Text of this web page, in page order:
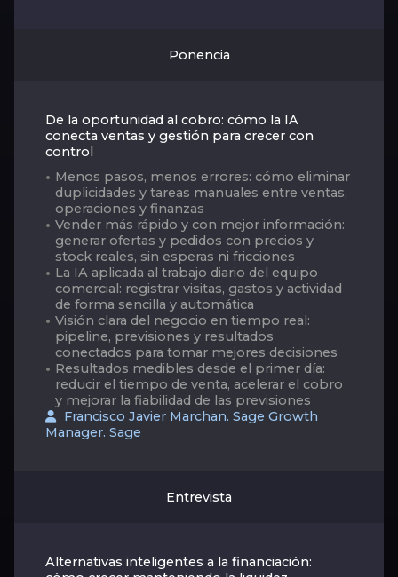
Ponencia
De la oportunidad al cobro: cómo la IA
conecta ventas y gestión para crecer con
control
Menos pasos, menos errores: cómo eliminar
duplicidades y tareas manuales entre ventas,
operaciones y finanzas
Vender más rápido y con mejor información:
generar ofertas y pedidos con precios y
stock reales, sin esperas ni fricciones
La IA aplicada al trabajo diario del equipo
comercial: registrar visitas, gastos y actividad
de forma sencilla y automática
Visión clara del negocio en tiempo real:
pipeline, previsiones y resultados
conectados para tomar mejores decisiones
Resultados medibles desde el primer día:
reducir el tiempo de venta, acelerar el cobro
y mejorar la fiabilidad de las previsiones
Francisco Javier Marchan. Sage Growth
Manager. Sage
Entrevista
Alternativas inteligentes a la financiación: